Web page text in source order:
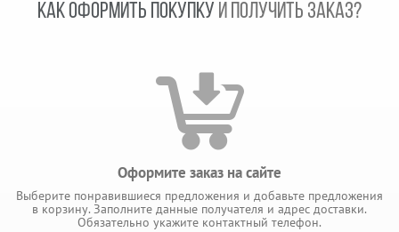
КАК ОФОРМИТЬ ПОКУПКУ И ПОЛУЧИТЬ ЗАКАЗ?
Оформите заказ на сайте
Выберите понравившиеся предложения и добавьте предложения
в корзину. Заполните данные получателя и адрес доставки.
Обязательно укажите контактный телефон.